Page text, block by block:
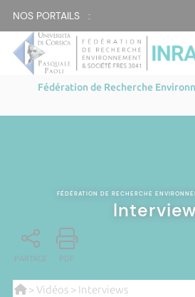
NOS PORTAILS :
Fédération de Recherche
FÉDÉRATION DE RECHERCHE
PARTAGE PDF
>Vidéos> Interviews